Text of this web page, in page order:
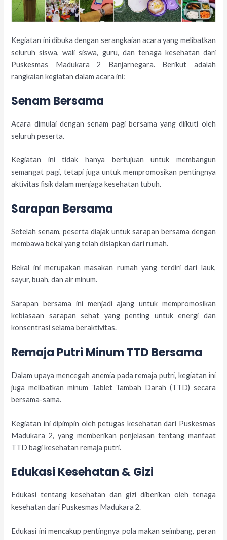
Kegiatan ini dibuka dengan serangkaian acara yang melibatkan
seluruh siswa, wali siswa, guru, dan tenaga kesehatan dari
Puskesmas Madukara 2 Banjarnegara. Berikut adalah
rangkaian kegiatan dalam acara ini:
Senam Bersama
Acara dimulai dengan senam pagi bersama yang diikuti oleh
seluruh peserta.
Kegiatan ini tidak hanya bertujuan untuk membangun
semangat pagi, tetapi juga untuk mempromosikan pentingnya
aktivitas fisik dalam menjaga kesehatan tubuh.
Sarapan Bersama
Setelah senam, peserta diajak untuk sarapan bersama dengan
membawa bekal yang telah disiapkan dari rumah.
Bekal ini merupakan masakan rumah yang terdiri dari lauk,
sayur, buah, dan air minum.
Sarapan bersama ini menjadi ajang untuk mempromosikan
kebiasaan sarapan sehat yang penting untuk energi dan
konsentrasi selama beraktivitas.
Remaja Putri Minum TTD Bersama
Dalam upaya mencegah anemia pada remaja putri, kegiatan ini
juga melibatkan minum Tablet Tambah Darah (TTD) secara
bersama-sama.
Kegiatan ini dipimpin oleh petugas kesehatan dari Puskesmas
Madukara 2, yang memberikan penjelasan tentang manfaat
TTD bagi kesehatan remaja putri.
Edukasi Kesehatan & Gizi
Edukasi tentang kesehatan dan gizi diberikan oleh tenaga
kesehatan dari Puskesmas Madukara 2.
Edukasi ini mencakup pentingnya pola makan seimbang, peran